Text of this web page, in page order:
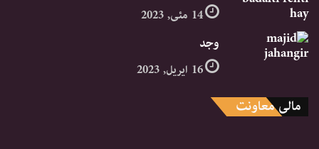
14 مئی, 2023
وجد
16 اپریل, 2023
مالی معاونت